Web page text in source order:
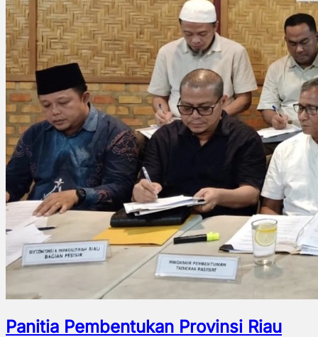
Panitia Pembentukan Provinsi Riau